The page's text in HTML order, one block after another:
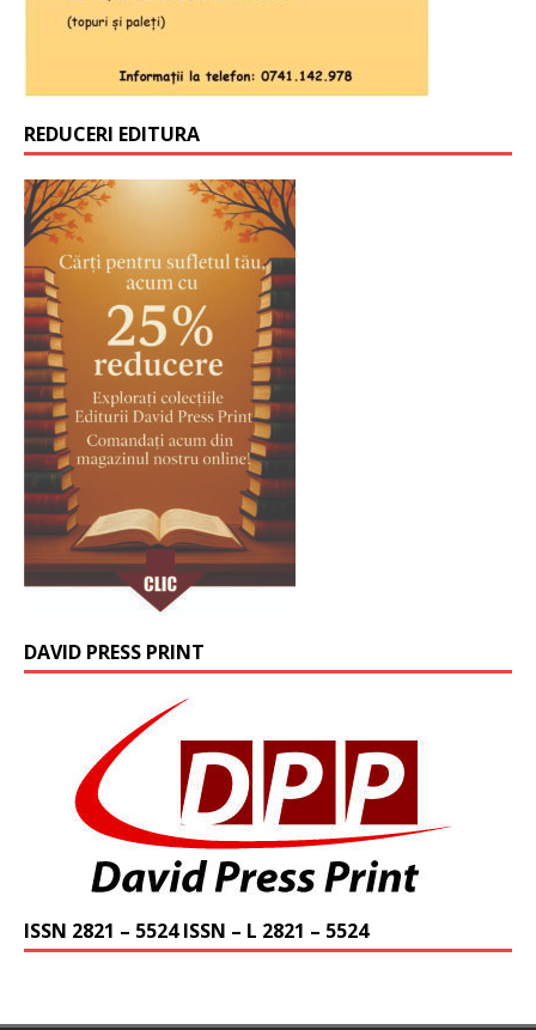
REDUCERI EDITURA
DAVID PRESS PRINT
ISSN 2821 – 5524 ISSN – L 2821 – 5524